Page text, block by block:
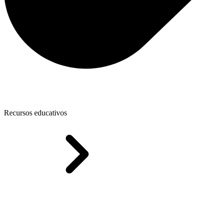
Recursos educativos